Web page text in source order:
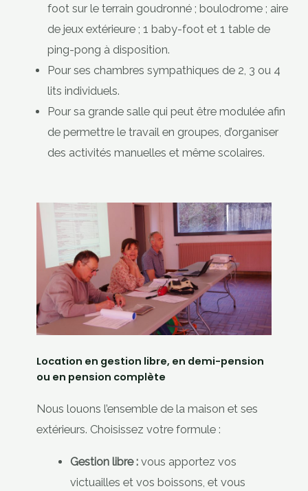
foot sur le terrain goudronné ; boulodrome ; aire
de jeux extérieure ; 1 baby-foot et 1 table de
ping-pong à disposition.
Pour ses chambres sympathiques de 2, 3 ou 4
lits individuels.
Pour sa grande salle qui peut être modulée afin
de permettre le travail en groupes, d’organiser
des activités manuelles et même scolaires.
Location en gestion libre, en demi-pension
ou en pension complète
Nous louons l’ensemble de la maison et ses
extérieurs. Choisissez votre formule :
Gestion libre : vous apportez vos
victuailles et vos boissons, et vous